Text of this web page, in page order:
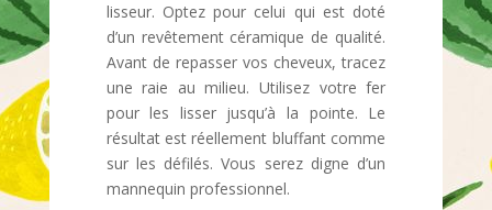
lisseur. Optez pour celui qui est doté
d’un revêtement céramique de qualité.
Avant de repasser vos cheveux, tracez
une raie au milieu. Utilisez votre fer
pour les lisser jusqu’à la pointe. Le
résultat est réellement bluffant comme
sur les défilés. Vous serez digne d’un
mannequin professionnel.